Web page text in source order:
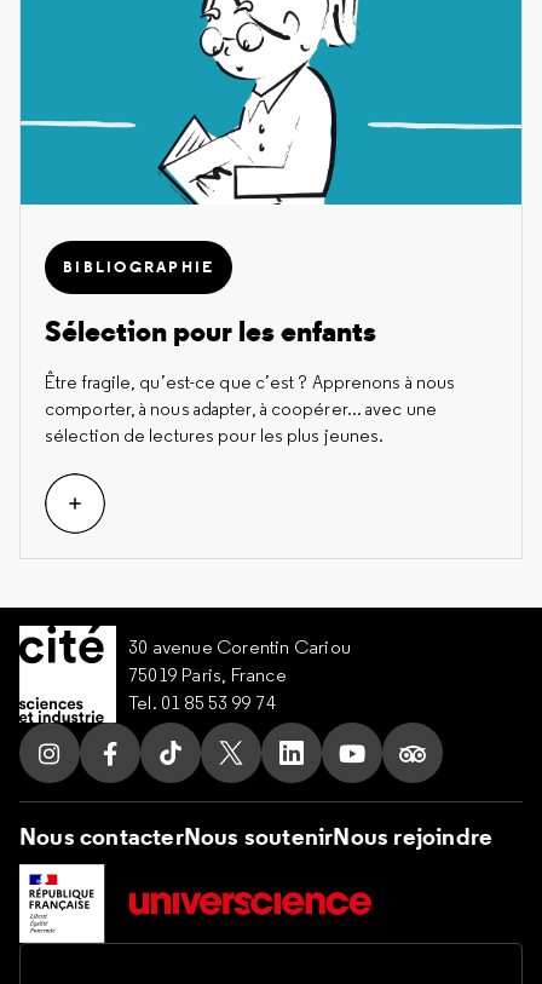
Sélection pour les enfants
BIBLIOGRAPHIE
Être fragile, qu’est-ce que c’est ? Apprenons à nous
comporter, à nous adapter, à coopérer... avec une
sélection de lectures pour les plus jeunes.
30 avenue Corentin Cariou
75019 Paris, France
Tel. 01 85 53 99 74
Suivez nous sur Instagram
Suivez nous sur Facebook
Suivez nous sur Tik Tok
Suivez nous sur X
Suivez nous sur LinkedIn
Suivez nous sur
Suivez nous
Nous contacterNous soutenirNous rejoindre